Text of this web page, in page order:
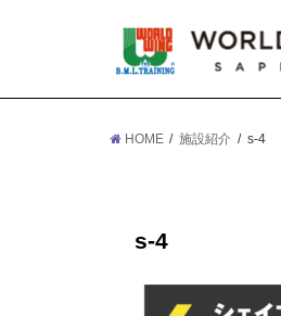
HOME 施設紹介 s-4
s-4